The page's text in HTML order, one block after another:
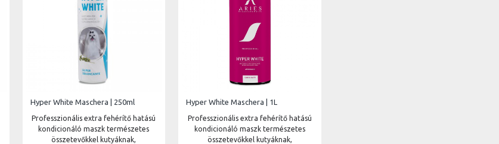
Hyper White Maschera | 250ml
Professzionális extra fehérítő hatású
kondicionáló maszk természetes
összetevőkkel kutyáknak,
Hyper White Maschera | 1L
Professzionális extra fehérítő hatású
kondicionáló maszk természetes
összetevőkkel kutyáknak,